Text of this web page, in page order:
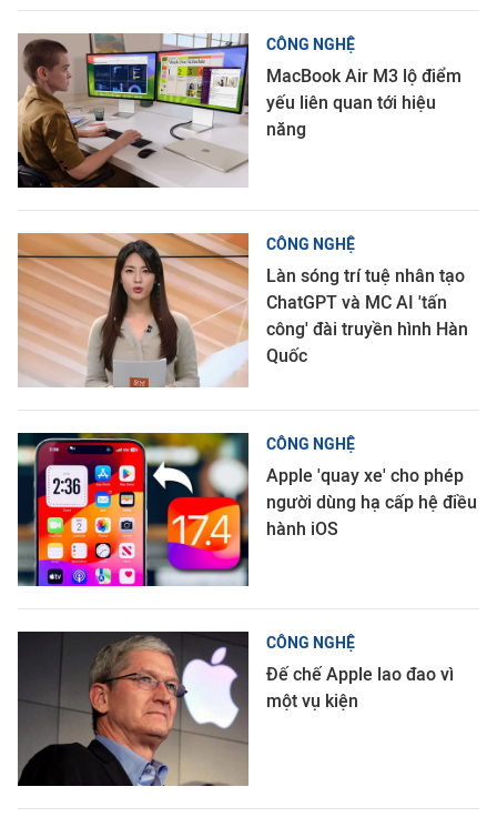
CÔNG NGHỆ
MacBook Air M3 lộ điểm
yếu liên quan tới hiệu
năng
CÔNG NGHỆ
Làn sóng trí tuệ nhân tạo
ChatGPT và MC AI 'tấn
công' đài truyền hình Hàn
Quốc
CÔNG NGHỆ
Apple 'quay xe' cho phép
người dùng hạ cấp hệ điều
hành iOS
CÔNG NGHỆ
Đế chế Apple lao đao vì
một vụ kiện